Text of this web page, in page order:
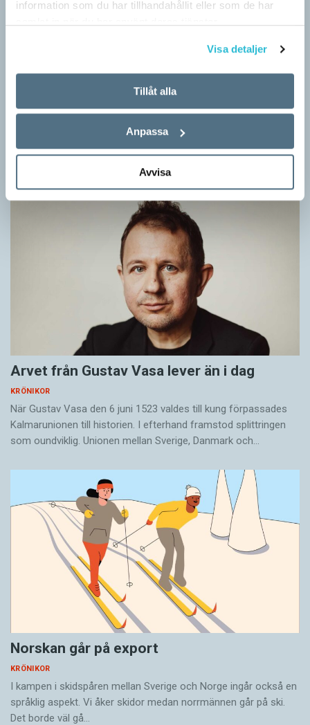
information som du har tillhandahållit eller som de har
Visa detaljer
Tillåt alla
Anpassa
Avvisa
Rör inte mitt asså!
Vet ni vad småord är? Ja, det är små ord. Låt mig förklara vad
Arvet från Gustav Vasa lever än i dag
KRÖNIKOR
När Gustav Vasa den 6 juni 1523 ­valdes till kung förpassades
Kalmar­unionen till historien. I efterhand framstod splittringen
som ound­viklig. ­Unionen ­mellan Sverige, Danmark och…
Norskan går på export
KRÖNIKOR
I kampen i skidspåren ­mellan Sverige och Norge ingår också en
språklig aspekt. Vi åker skidor medan norrmännen går på ski.
Det borde väl gå…